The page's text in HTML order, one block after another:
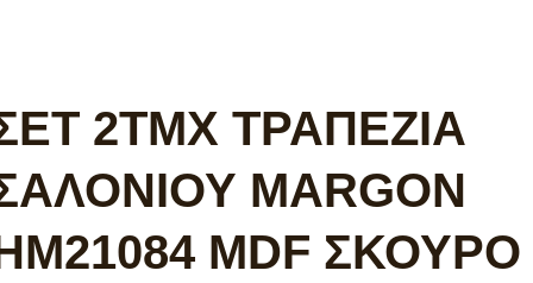
2ΤΜΧ ΤΡΑΠΕΖΙΑ
MARGON
MDF ΣΚΟΥΡΟ